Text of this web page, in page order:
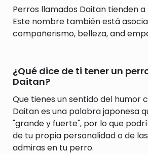
Perros llamados Daitan tienden a
Este nombre también está
compañerismo, belleza, and
¿Qué dice de ti tener un
Daitan?
Que tienes un sentido del humor
Daitan es una palabra japonesa
"grande y fuerte", por lo que
de tu propia personalidad o de
admiras en tu perro.